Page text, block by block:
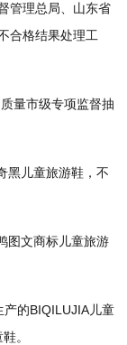
管理总局、山东省
合格结果处理工
量市级专项监督抽
儿童旅游鞋，不
文商标儿童旅游
的BIQILUJIA儿童
。